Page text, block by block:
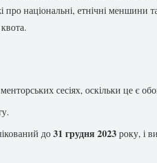
національні, етнічні меншини
сесіях, оскільки це є
до31 грудня2023року, і